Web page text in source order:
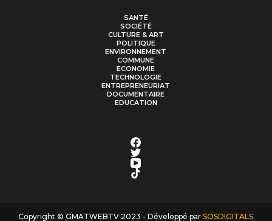
SANTÉ
SOCIÉTÉ
CULTURE & ART
POLITIQUE
ENVIRONNEMENT
COMMUNE
ECONOMIE
TECHNOLOGIE
ENTREPRENEURIAT
DOCUMENTAIRE
EDUCATION
Copyright © GMATWEBTV 2023 - Développé parSOSDIGITALS